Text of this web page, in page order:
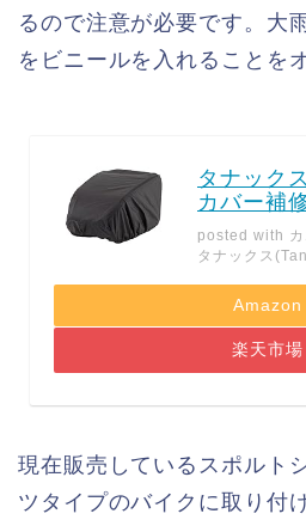
るので注意が必要です。大
をビニールを入れることを
タナック
カバー補
posted with
タナックス
Amazon
楽天市場
現在販売しているスポルト
ツタイプのバイクに取り付